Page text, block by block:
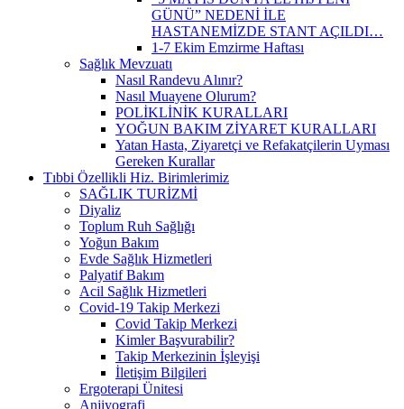
GÜNÜ” NEDENİ İLE
HASTANEMİZDE STANT AÇILDI…
1-7 Ekim Emzirme Haftası
Sağlık Mevzuatı
Nasıl Randevu Alınır?
Nasıl Muayene Olurum?
POLİKLİNİK KURALLARI
YOĞUN BAKIM ZİYARET KURALLARI
Yatan Hasta, Ziyaretçi ve Refakatçilerin Uyması
Gereken Kurallar
Tıbbi Özellikli Hiz. Birimlerimiz
SAĞLIK TURİZMİ
Diyaliz
Toplum Ruh Sağlığı
Yoğun Bakım
Evde Sağlık Hizmetleri
Palyatif Bakım
Acil Sağlık Hizmetleri
Covid-19 Takip Merkezi
Covid Takip Merkezi
Kimler Başvurabilir?
Takip Merkezinin İşleyişi
İletişim Bilgileri
Ergoterapi Ünitesi
Anjiyografi